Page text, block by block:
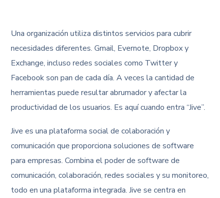
Una organización utiliza distintos servicios para cubrir
necesidades diferentes. Gmail, Evernote, Dropbox y
Exchange, incluso redes sociales como Twitter y
Facebook son pan de cada día. A veces la cantidad de
herramientas puede resultar abrumador y afectar la
productividad de los usuarios. Es aquí cuando entra “Jive”.
Jive es una plataforma social de colaboración y
comunicación que proporciona soluciones de software
para empresas. Combina el poder de software de
comunicación, colaboración, redes sociales y su monitoreo,
todo en una plataforma integrada. Jive se centra en